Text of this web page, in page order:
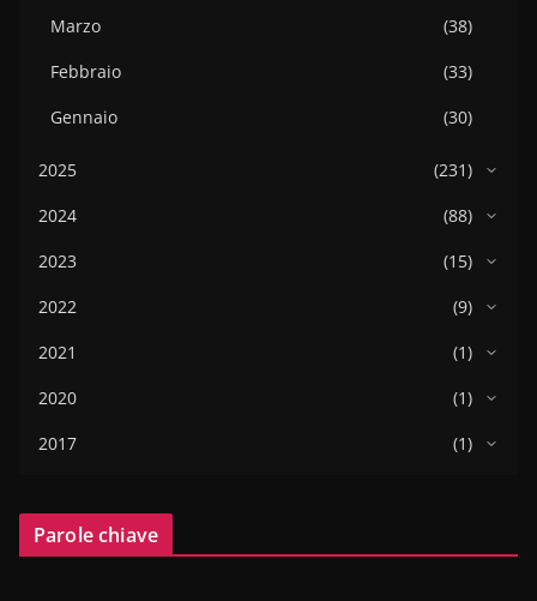
Marzo
(38)
Febbraio
(33)
Gennaio
(30)
2025
(231)
2024
(88)
2023
(15)
2022
(9)
2021
(1)
2020
(1)
2017
(1)
Parole chiave